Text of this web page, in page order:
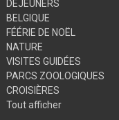
DÉJEUNERS
BELGIQUE
FÉÉRIE DE NOËL
NATURE
VISITES GUIDÉES
PARCS ZOOLOGIQUES
CROISIÈRES
Tout afficher